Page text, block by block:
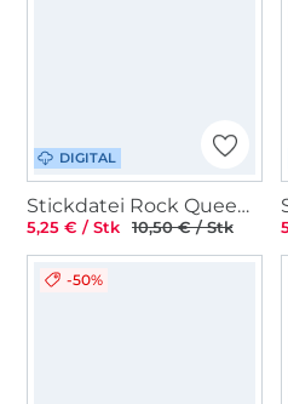
DIGITAL
Stickdatei Rock Queen Wiesenblumen 2
5,25 € / Stk 10,50 € / Stk
-50%